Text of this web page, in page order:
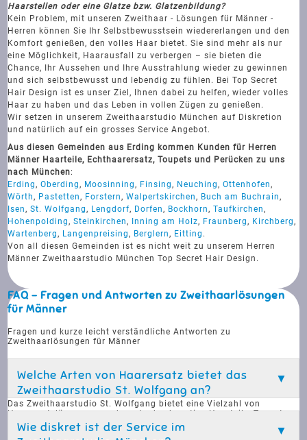
Haarstellen oder eine Glatze bzw. Glatzenbildung?
Kein Problem, mit unseren Zweithaar - Lösungen für Männer -
Herren können Sie Ihr Selbstbewusstsein wiedererlangen und den
Komfort genießen, den volles Haar bietet. Sie sind mehr als nur
eine Möglichkeit, Haarausfall zu verbergen – sie bieten die
Chance, Ihr Aussehen und Ihre Ausstrahlung wieder zu gewinnen
und sich selbstbewusst und lebendig zu fühlen. Bei Top Secret
Hair Design ist es unser Ziel, Ihnen dabei zu helfen, wieder volles
Haar zu haben und das Leben in vollen Zügen zu genießen.
Wir setzen in unserem Zweithaarstudio München auf Diskretion
und natürlich auf ein grosses Service Angebot.
Aus diesen Gemeinden aus Erding kommen Kunden für Herren
Männer Haarteile, Echthaarersatz, Toupets und Perücken zu uns
nach München:
Erding,Oberding, Moosinning, Finsing, Neuching,Ottenhofen,
Wörth, Pastetten, Forstern,Walpertskirchen, Buch am Buchrain,
Isen,St. Wolfgang, Lengdorf, Dorfen, Bockhorn,Taufkirchen,
Hohenpolding,Steinkirchen, Inning am Holz, Fraunberg, Kirchberg,
Wartenberg, Langenpreising, Berglern, Eitting .
Von all diesen Gemeinden ist es nicht weit zu unserem Herren
Männer Zweithaarstudio München Top Secret Hair Design.
FAQ - Fragen und Antworten zu Zweithaarlösungen
für Männer
Fragen und kurze leicht verständliche Antworten zu
Zweithaarlösungen für Männer
Welche Arten von Haarersatz bietet das
Zweithaarstudio St. Wolfgang an?
Das Zweithaarstudio St. Wolfgang bietet eine Vielzahl von
Haarersatzlösungen an, darunter hochwertige Haarteile, Toupets
und Echthaarersatz. Diese Produkte sind speziell für Männer
konzipiert, die unter Haarausfall leiden und eine diskrete Lösung
Wie diskret ist der Service im